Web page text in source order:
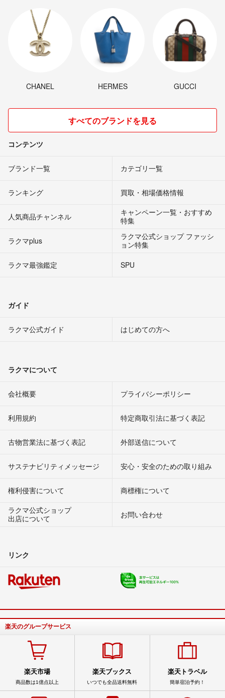
CHANEL HERMES GUCCI
すべてのブランドを見る
コンテンツ
ブランド一覧 カテゴリ一覧
ランキング 買取・相場価格情報
人気商品チャンネル
キャンペーン一覧・おすすめ
特集
ラクマplus
ラクマ公式ショップ ファッシ
ョン特集
ラクマ最強鑑定
SPU
ガイド
ラクマ公式ガイド はじめての方へ
ラクマについて
会社概要 プライバシーポリシー
利用規約 特定商取引法に基づく表記
古物営業法に基づく表記 外部送信について
サステナビリティメッセージ 安心・安全のための取り組み
権利侵害について
商標権について
ラクマ公式ショップ
出店について
お問い合わせ
リンク
楽天のグループサービス
楽天市場
商品数は1億点以上
楽天ブックス
いつでも全品送料無料
楽天トラベル
簡単宿泊予約！